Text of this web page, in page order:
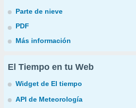
Parte de nieve
PDF
Más información
El Tiempo en tu Web
Widget de El tiempo
API de Meteorología